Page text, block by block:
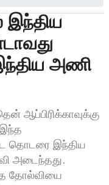
இந்திய
அணி
ஆப்பிரிக்காவுக்கு
தொடரை இந்திய
அடைந்தது.
தோல்வியை